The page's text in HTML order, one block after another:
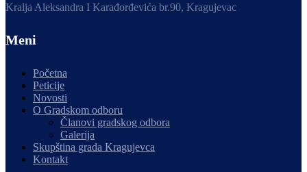
Kralja Aleksandra I Karađorđevića br.90, Kragujevac
Meni
Početna
Peticije
Novosti
O Gradskom odboru
Članovi gradskog odbora
Galerija
Skupština grada Kragujevca
Kontakt